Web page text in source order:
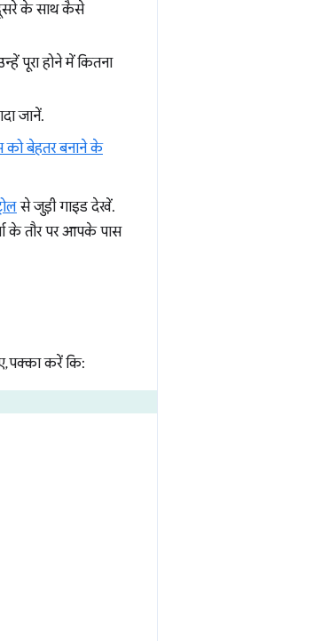
के साथ कैसे
पूरा होने में कितना
जानें.
को बेहतर बनाने के
से जुड़ी गाइड देखें.
के तौर पर आपके पास
पक्का करें कि: